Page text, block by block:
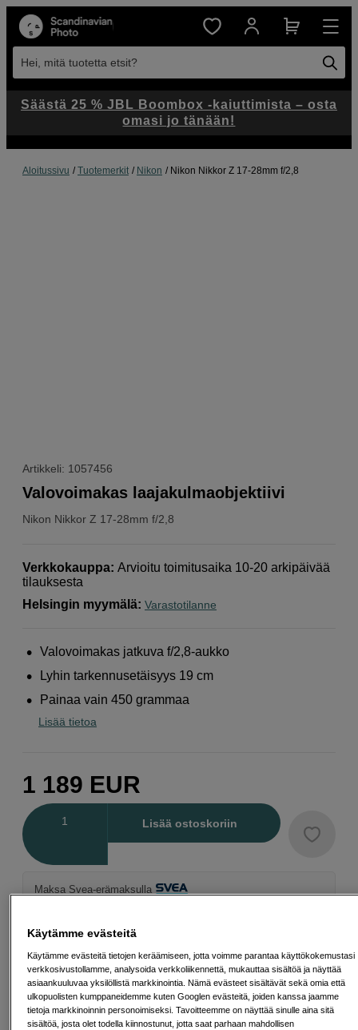
Hei, mitä tuotetta etsit?
Aloitussivu Tuotemerkit Nikon Nikon Nikkor Z 17-28mm f/2,8
Artikkeli: 1057456
Nikon Nikkor Z 17-28mm f/2,8
Valovoimakas laajakulmaobjektiivi
Verkkokauppa: Arvioitu toimitusaika 10-20 arkipäivää
tilauksesta
Helsingin myymälä: Varastotilanne
Valovoimakas jatkuva f/2,8-aukko
Lyhin tarkennusetäisyys 19 cm
Painaa vain 450 grammaa
Lisää tietoa
1 189 EUR
Lisää ostoskoriin
Maksa Svea-erämaksulla
Avausmaksu 5 EUR, laskutusmaksu 0 EUR/kk lisäksi
Lainaaminen maksaa!
Jos et pysty maksamaan velkaa ajoissa, saatat
liittymien tekemistä ja uusien lainojen saamista. Apua saat kuntasi talous- ja
velkaneuvonnasta. Yhteystiedot löydät sivulta kkv.fi (avautuu uuteen
välilehteen)
Säästä 25 % JBL Boombox -kaiuttimista – osta
omasi jo tänään!
Käytämme evästeitä
Käytämme evästeitä tietojen keräämiseen, jotta voimme parantaa käyttökokemustasi
verkkosivustollamme, analysoida verkkoliikennettä, mukauttaa sisältöä ja näyttää
asiaankuuluvaa yksilöllistä markkinointia. Nämä evästeet sisältävät sekä omia että
ulkopuolisten kumppaneidemme kuten Googlen evästeitä, joiden kanssa jaamme
tietoja markkinoinnin personoimiseksi. Tavoitteemme on näyttää sinulle aina sitä
sisältöä, josta olet todella kiinnostunut, jotta saat parhaan mahdollisen